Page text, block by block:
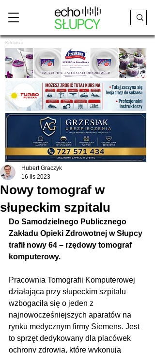
Reklama
Nowy tomograf w
słupeckim szpitalu
Hubert Graczyk
16 lis 2023
Do Samodzielnego Publicznego
Zakładu Opieki Zdrowotnej w Słupcy
trafił nowy 64 – rzędowy tomograf
komputerowy.
Pracownia Tomografii Komputerowej
działająca przy słupeckim szpitalu
wzbogaciła się o jeden z
najnowocześniejszych aparatów na
rynku medycznym firmy Siemens. Jest
to sprzęt dedykowany dla placówek
ochrony zdrowia, które wykonują